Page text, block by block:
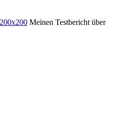
Meinen Testbericht über